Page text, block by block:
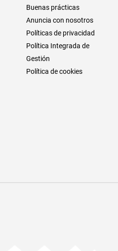
Buenas prácticas
Anuncia con nosotros
Políticas de privacidad
Política Integrada de
Gestión
Política de cookies